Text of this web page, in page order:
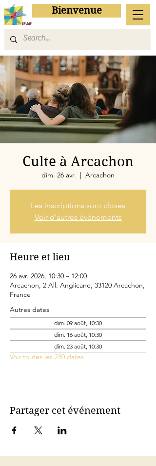
Bienvenue
Culte à Arcachon
dim. 26 avr.
  |
Arcachon
Les inscriptions sont closes
Voir d'autres événements
Heure et lieu
26 avr. 2026, 10:30 – 12:00
Arcachon, 2 All. Anglicane, 33120 Arcachon,
France
Autres dates
dim. 09 août, 10:30
dim. 16 août, 10:30
dim. 23 août, 10:30
Voir toutes les 230 dates
Partager cet événement